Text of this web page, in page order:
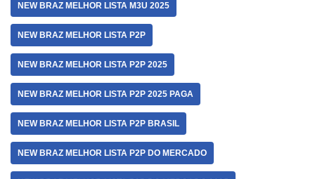
NEW BRAZ MELHOR LISTA M3U 2025
NEW BRAZ MELHOR LISTA P2P
NEW BRAZ MELHOR LISTA P2P 2025
NEW BRAZ MELHOR LISTA P2P 2025 PAGA
NEW BRAZ MELHOR LISTA P2P BRASIL
NEW BRAZ MELHOR LISTA P2P DO MERCADO